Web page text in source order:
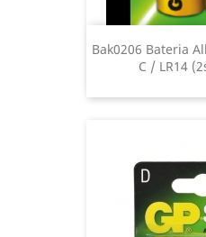
Bak0206 Bateria
C / LR14